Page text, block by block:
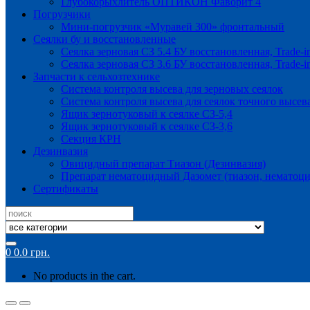
Погрузчики
Мини-погрузчик «Муравей 300» фронтальный
Сеялки бу и восстановленные
Сеялка зерновая СЗ 5.4 БУ восстановленная, Trade-
Сеялка зерновая СЗ 3.6 БУ восстановленная, Trade-
Запчасти к сельхозтехнике
Система контроля высева для зерновых сеялок
Система контроля высева для сеялок точного
Ящик зернотуковый к сеялке СЗ-5,4
Ящик зернотуковый к сеялке СЗ-3,6
Секция КРН
Дезинвазия
Овицидный препарат Тиазон (Дезинвазия)
Препарат нематоцидный Дазомет (тиазон,
Сертификаты
Search
for:
0 0.0 грн.
No products in the cart.